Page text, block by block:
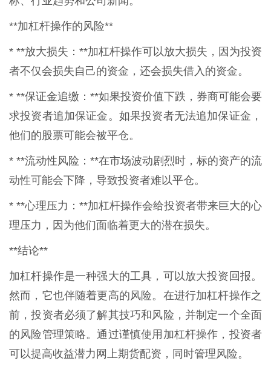
**加杠杆操作的风险**
* **放大损失：**加杠杆操作可以放大损失，因为投资
者不仅会损失自己的资金，还会损失借入的资金。
* **保证金追缴：**如果投资价值下跌，券商可能会要
求投资者追加保证金。如果投资者无法追加保证金，
他们的股票可能会被平仓。
* **流动性风险：**在市场波动剧烈时，标的资产的流
动性可能会下降，导致投资者难以平仓。
* **心理压力：**加杠杆操作会给投资者带来巨大的心
理压力，因为他们面临着更大的潜在损失。
**结论**
加杠杆操作是一种强大的工具，可以放大投资回报。
然而，它也伴随着更高的风险。在进行加杠杆操作之
前，投资者必须了解其技巧和风险，并制定一个全面
的风险管理策略。通过谨慎使用加杠杆操作，投资者
可以提高收益潜力网上期货配资，同时管理风险。